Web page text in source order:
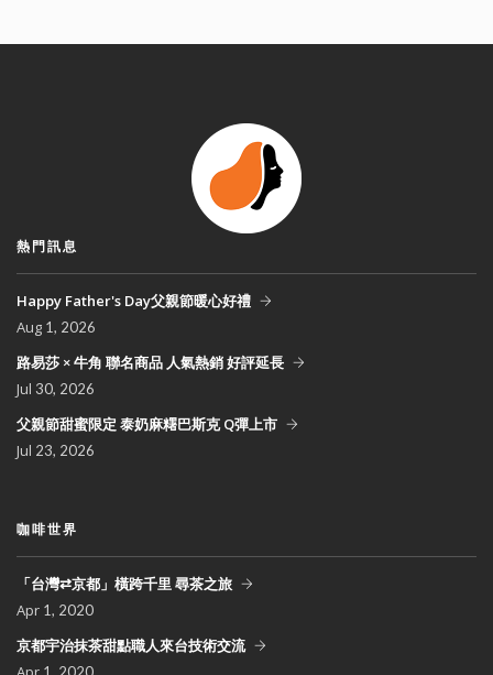
熱門訊息
Happy Father's Day父親節暖心好禮
Aug 1, 2026
路易莎 × 牛角 聯名商品 人氣熱銷 好評延長
Jul 30, 2026
父親節甜蜜限定 泰奶麻糬巴斯克 Q彈上市
Jul 23, 2026
咖啡世界
「台灣⇄京都」橫跨千里 尋茶之旅
Apr 1, 2020
京都宇治抹茶甜點職人來台技術交流